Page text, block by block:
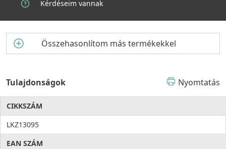
élvezze a prémium minőséget, amely hosszú éveken át a
konyha megbízható és elegáns központi eleme marad.
Kérdéseim vannak
Összehasonlítom más termékekkel
Tulajdonságok Nyomtatás
CIKKSZÁM
LKZ13095
EAN SZÁM